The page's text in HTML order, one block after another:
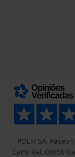
POLTI SA,
Cami Ral, 08850